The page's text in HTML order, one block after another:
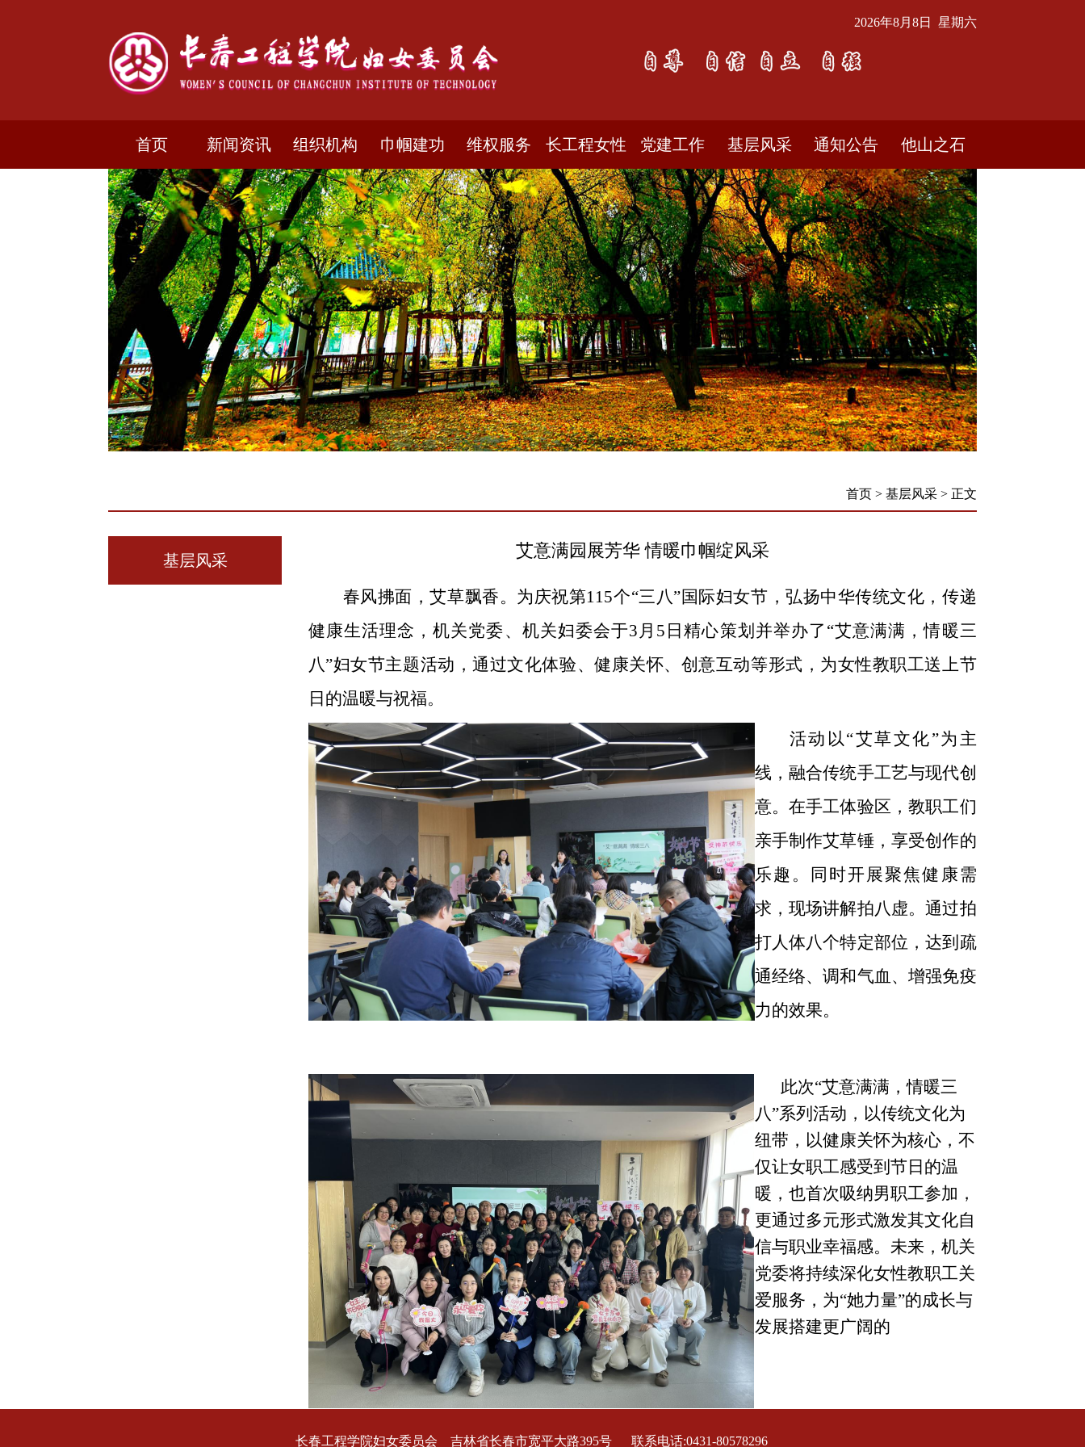
2026年8月8日 星期六
首页 新闻资讯 组织机构 巾帼建功 维权服务 长工程女性 党建工作 基层风采 通知公告 他山之石
首页 > 基层风采 > 正文
基层风采 艾意满园展芳华 情暖巾帼绽风采
春风拂面，艾草飘香。为庆祝第115个“三八”国际妇女节，弘扬中华传统文化，传递
健康生活理念，机关党委、机关妇委会于3月 5 日精心策划并举办了 “艾意满满，情暖三
八”妇女节主题活动，通过文化体验、健康关怀、创意互动等形式，为女性教职工送上节
日的温暖与祝福。
活动以“艾草文化”为主
线，融合传统手工艺与现代创
意。在手工体验区，教职工们
亲手制作艾草锤， 享受创作的
乐趣 。 同时开展聚焦健康需
求，现场讲解拍八虚。通过拍
打人体八个特定部位，达到疏
通经络、调和气血、增强免疫
力的效果。
此次“艾意满满，情暖三
八”系列活动，以传统文化为
纽带，以健康关怀为核心，不
仅让女职工感受到节日的温
暖， 也首次吸纳男职工参加，
更通过多元形式激发其文化自
信与职业幸福感。未来， 机关
党委将持续深化女性教职工关
爱服务，为“她力量”的成长与
发展搭建更广阔的
长春工程学院妇女委员会 吉林省长春市宽平大路395号 联系电话:0431-80578296